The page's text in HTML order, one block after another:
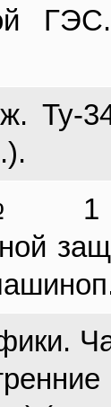
Ту-
№ 1